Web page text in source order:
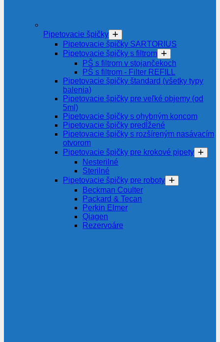
Pipetovacie špičky
Pipetovacie špičky SARTORIUS
Pipetovacie špičky s filtrom
PŠ s filtrom v stojančekoch
PŠ s filtrom - Filter REFILL
Pipetovacie špičky štandard (všetky typy
balenia)
Pipetovacie špičky pre veľké objemy (od
5ml)
Pipetovacie špičky s ohybným koncom
Pipetovacie špičky predĺžené
Pipetovacie špičky s rozšíreným nasávacím
otvorom
Pipetovacie špičky pre krokové pipety
Nesterilné
Sterilné
Pipetovacie špičky pre roboty
Beckman Coulter
Packard & Tecan
Perkin Elmer
Qiagen
Rezervoáre